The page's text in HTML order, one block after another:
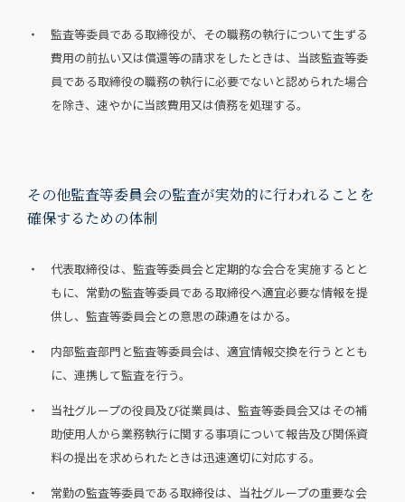
・ 監査等委員である取締役が、その職務の執行について生ずる
費用の前払い又は償還等の請求をしたときは、当該監査等委
員である取締役の職務の執行に必要でないと認められた場合
を除き、速やかに当該費用又は債務を処理する。
その他監査等委員会の監査が実効的に行われることを
確保するための体制
・ 代表取締役は、監査等委員会と定期的な会合を実施するとと
もに、常勤の監査等委員である取締役へ適宜必要な情報を提
供し、監査等委員会との意思の疎通をはかる。
・ 内部監査部門と監査等委員会は、適宜情報交換を行うととも
に、連携して監査を行う。
・ 当社グループの役員及び従業員は、監査等委員会又はその補
助使用人から業務執行に関する事項について報告及び関係資
料の提出を求められたときは迅速適切に対応する。
・ 常勤の監査等委員である取締役は、当社グループの重要な会